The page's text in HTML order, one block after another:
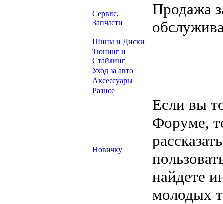
Сервис,
Запчасти
Продажа
Шины и Диски
Тюнинг и
Стайлинг
Уход за авто
Аксессуары
Разное
Новичку
Если вы
Форуме,
найдете
молодых